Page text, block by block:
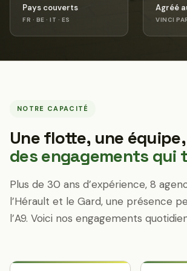
Pays couverts
FR · BE · IT · ES
Agréé
VINCI
NOTRE CAPACITÉ
Une flotte, une équipe,
des engagements qui
Plus de 30 ans d’expérience, 8
l’Hérault et le Gard, une présence
l’A9. Voici nos engagements